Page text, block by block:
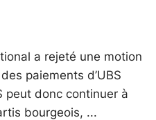
a rejeté une motion
paiements d’UBS
peut donc continuer à
bourgeois,